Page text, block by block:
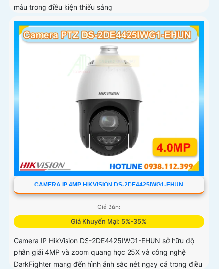
màu trong điều kiện thiếu sáng
CAMERA IP 4MP HIKVISION DS-2DE4425IWG1-EHUN
Giá Bán:
Giá Khuyến Mại: 5%-35%
Camera IP HikVision DS-2DE4425IWG1-EHUN sở hữu độ
phân giải 4MP và zoom quang học 25X và công nghệ
DarkFighter mang đến hình ảnh sắc nét ngay cả trong điều